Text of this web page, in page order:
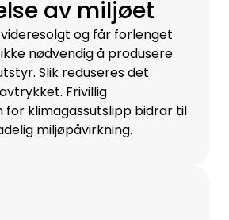
av miljøet
og får forlenget
nødvendig å produsere
Slik reduseres det
Frivillig
for klimagassutslipp bidrar til
miljøpåvirkning.